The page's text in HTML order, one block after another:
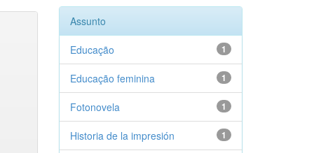
Assunto
1
Educação
1
Educação feminina
1
Fotonovela
1
Historia de la impresión